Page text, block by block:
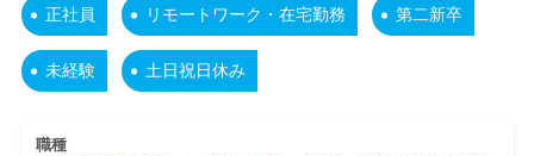
正社員 リモートワーク・在宅勤務 第二新卒
未経験 土日祝日休み
職種